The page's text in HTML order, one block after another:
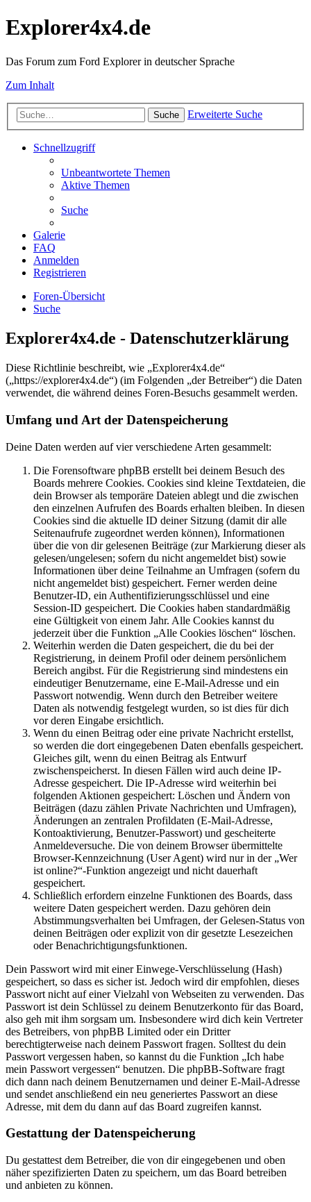
Explorer4x4.de
Das Forum zum Ford Explorer in deutscher Sprache
Zum Inhalt
Suche Erweiterte Suche
Schnellzugriff
Unbeantwortete Themen
Aktive Themen
Suche
Galerie
FAQ
Anmelden
Registrieren
Foren-Übersicht
Suche
Explorer4x4.de - Datenschutzerklärung
Diese Richtlinie beschreibt, wie „Explorer4x4.de“
(„https://explorer4x4.de“) (im Folgenden „der Betreiber“) die Daten
verwendet, die während deines Foren-Besuchs gesammelt werden.
Umfang und Art der Datenspeicherung
Deine Daten werden auf vier verschiedene Arten gesammelt:
Die Forensoftware phpBB erstellt bei deinem Besuch des
Boards mehrere Cookies. Cookies sind kleine Textdateien, die
dein Browser als temporäre Dateien ablegt und die zwischen
den einzelnen Aufrufen des Boards erhalten bleiben. In diesen
Cookies sind die aktuelle ID deiner Sitzung (damit dir alle
Seitenaufrufe zugeordnet werden können), Informationen
über die von dir gelesenen Beiträge (zur Markierung dieser als
gelesen/ungelesen; sofern du nicht angemeldet bist) sowie
Informationen über deine Teilnahme an Umfragen (sofern du
nicht angemeldet bist) gespeichert. Ferner werden deine
Benutzer-ID, ein Authentifizierungsschlüssel und eine
Session-ID gespeichert. Die Cookies haben standardmäßig
eine Gültigkeit von einem Jahr. Alle Cookies kannst du
jederzeit über die Funktion „Alle Cookies löschen“ löschen.
Weiterhin werden die Daten gespeichert, die du bei der
Registrierung, in deinem Profil oder deinem persönlichem
Bereich angibst. Für die Registrierung sind mindestens ein
eindeutiger Benutzername, eine E-Mail-Adresse und ein
Passwort notwendig. Wenn durch den Betreiber weitere
Daten als notwendig festgelegt wurden, so ist dies für dich
vor deren Eingabe ersichtlich.
Wenn du einen Beitrag oder eine private Nachricht erstellst,
so werden die dort eingegebenen Daten ebenfalls gespeichert.
Gleiches gilt, wenn du einen Beitrag als Entwurf
zwischenspeicherst. In diesen Fällen wird auch deine IP-
Adresse gespeichert. Die IP-Adresse wird weiterhin bei
folgenden Aktionen gespeichert: Löschen und Ändern von
Beiträgen (dazu zählen Private Nachrichten und Umfragen),
Änderungen an zentralen Profildaten (E-Mail-Adresse,
Kontoaktivierung, Benutzer-Passwort) und gescheiterte
Anmeldeversuche. Die von deinem Browser übermittelte
Browser-Kennzeichnung (User Agent) wird nur in der „Wer
ist online?“-Funktion angezeigt und nicht dauerhaft
gespeichert.
Schließlich erfordern einzelne Funktionen des Boards, dass
weitere Daten gespeichert werden. Dazu gehören dein
Abstimmungsverhalten bei Umfragen, der Gelesen-Status von
deinen Beiträgen oder explizit von dir gesetzte Lesezeichen
oder Benachrichtigungsfunktionen.
Dein Passwort wird mit einer Einwege-Verschlüsselung (Hash)
gespeichert, so dass es sicher ist. Jedoch wird dir empfohlen, dieses
Passwort nicht auf einer Vielzahl von Webseiten zu verwenden. Das
Passwort ist dein Schlüssel zu deinem Benutzerkonto für das Board,
also geh mit ihm sorgsam um. Insbesondere wird dich kein Vertreter
des Betreibers, von phpBB Limited oder ein Dritter
berechtigterweise nach deinem Passwort fragen. Solltest du dein
Passwort vergessen haben, so kannst du die Funktion „Ich habe
mein Passwort vergessen“ benutzen. Die phpBB-Software fragt
dich dann nach deinem Benutzernamen und deiner E-Mail-Adresse
und sendet anschließend ein neu generiertes Passwort an diese
Adresse, mit dem du dann auf das Board zugreifen kannst.
Gestattung der Datenspeicherung
Du gestattest dem Betreiber, die von dir eingegebenen und oben
näher spezifizierten Daten zu speichern, um das Board betreiben
und anbieten zu können.